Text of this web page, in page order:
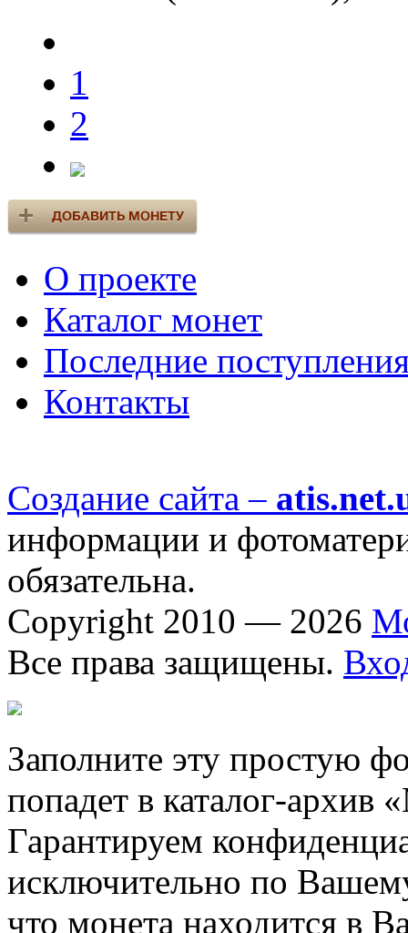
1
2
О проекте
Каталог монет
Последние
Контакты
Создание сайта –
информации и
обязательна.
Copyright 2010 — 2026
Все права защищены.
Заполните эту простую
попадет в каталог-архив
Гарантируем
исключительно по
что монета находится в